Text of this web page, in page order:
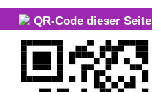
QR-Code dieser Seite